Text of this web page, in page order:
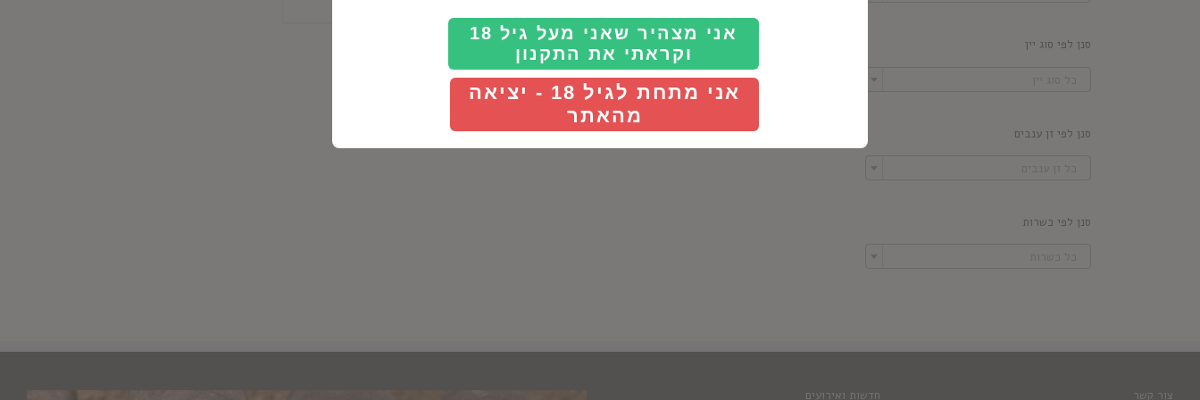
סנן לפי סוג יין
סנן לפי זן ענבים
סנן לפי כשרות
צור קשר חדשות ואירועים
אני מצהיר שאני מעל גיל 18
וקראתי את התקנון
אני מתחת לגיל 18 - יציאה
מהאתר